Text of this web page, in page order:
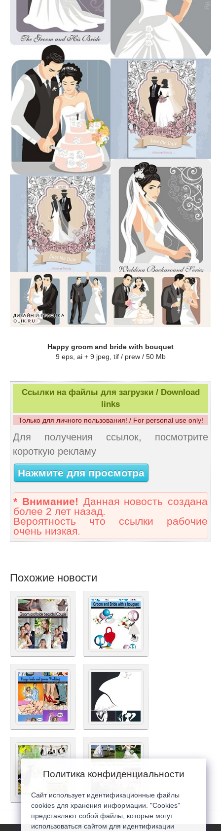
Happy groom and bride with bouquet
9 eps, ai + 9 jpeg, tif / prew / 50 Mb
Ссылки на файлы для загрузки / Download
links
Только для личного пользования! / For personal use only!
Для получения ссылок, посмотрите
короткую рекламу
Нажмите для просмотра
* Внимание! Данная новость создана
более 2 лет назад.
Вероятность что ссылки рабочие
очень низкая.
Похожие новости
Политика конфиденциальности
Сайт использует идентификационные файлы
cookies для хранения информации. "Cookies"
представляют собой файлы, которые могут
использоваться сайтом для идентификации